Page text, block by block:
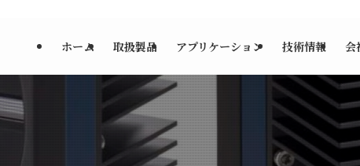
ホーム 取扱製品 アプリケーション 技術情報 会